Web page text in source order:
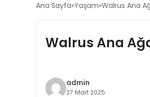
Ana Sayfa Yaşam Walrus Ana
Walrus Ana
admin
27 Mart 2025